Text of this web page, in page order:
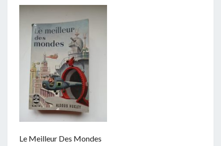
Le Meilleur Des Mondes